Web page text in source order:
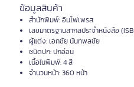
ข้อมูลสินค้า
สำนักพิมพ์: อินโฟเพรส
เลขมาตรฐานสากลประจำหนังสือ
ผู้แต่ง: เอกชัย นันทพลชัย
ชนิดปก: ปกอ่อน
เนื้อในพิมพ์: 4 สี
จำนวนหน้า: 360 หน้า